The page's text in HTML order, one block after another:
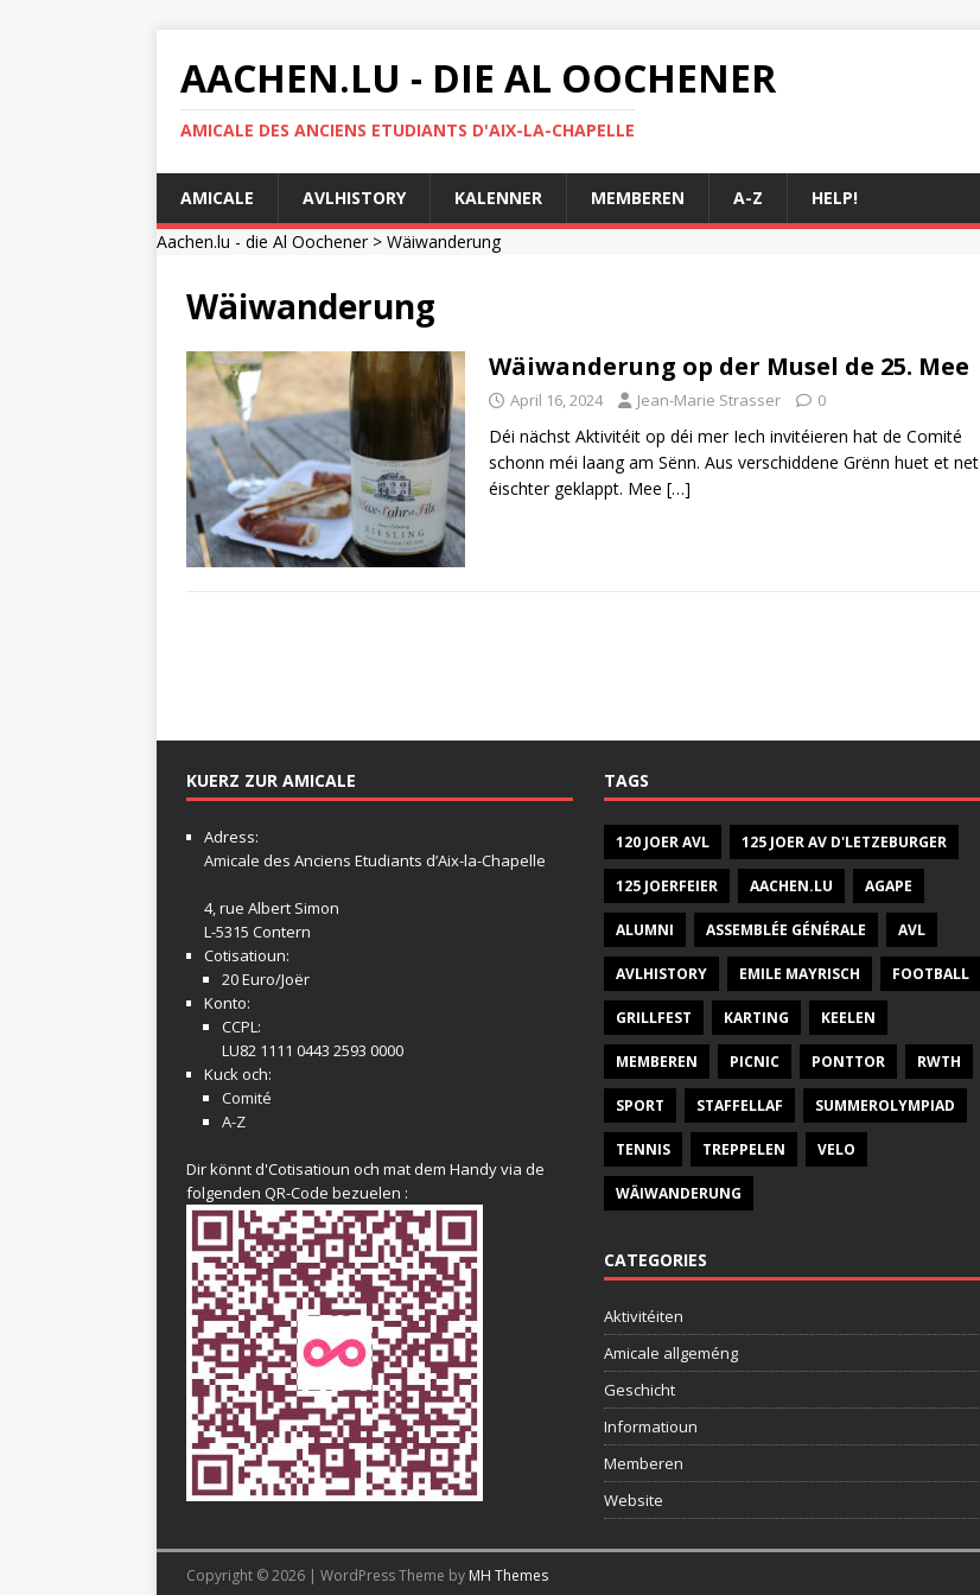
AACHEN.LU - DIE AL OOCHENER
AMICALE DES ANCIENS ETUDIANTS D'AIX-LA-CHAPELLE
AMICALE AVLHISTORY KALENNER MEMBEREN A-Z
HELP!
Aachen.lu - die Al Oochener> Wäiwanderung
Wäiwanderung
Wäiwanderung op der Musel de 25. Mee
April 16, 2024 Jean-Marie Strasser 0
Déi nächst Aktivitéit op déi mer Iech invitéieren hat de Comité
schonn méi laang am Sënn. Aus verschiddene Grënn huet et net
éischter geklappt. Mee […]
KUERZ ZUR AMICALE
Adress:
Amicale des Anciens Etudiants d’Aix-la-Chapelle
4, rue Albert Simon
L-5315 Contern
Cotisatioun:
20 Euro/Joër
Konto:
CCPL:
LU82 1111 0443 2593 0000
Kuck och:
Comité
A-Z
Dir könnt d'Cotisatioun och mat dem Handy via de
folgenden QR-Code bezuelen :
TAGS
120 JOER AVL 125 JOER AV D'LETZEBURGER
125 JOERFEIER AACHEN.LU AGAPE
ALUMNI ASSEMBLÉE GÉNÉRALE AVL
AVLHISTORY EMILE MAYRISCH FOOTBALL
GRILLFEST KARTING KEELEN
MEMBEREN PICNIC PONTTOR RWTH
SPORT STAFFELLAF SUMMEROLYMPIAD
TENNIS TREPPELEN VELO
WÄIWANDERUNG
CATEGORIES
Aktivitéiten
Amicale allgeméng
Geschicht
Informatioun
Memberen
Website
Copyright © 2026 | WordPress Theme by MH Themes